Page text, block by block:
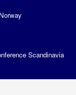
Scandinavia